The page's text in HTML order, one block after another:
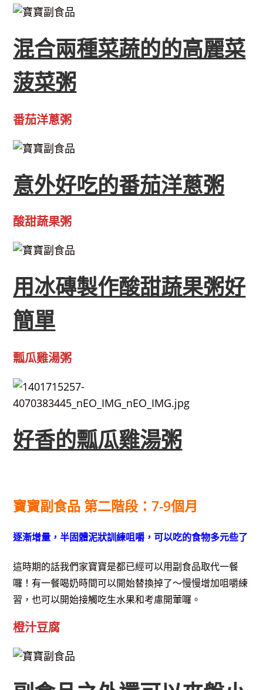
混合兩種菜蔬的的高麗菜
菠菜粥
番茄洋蔥粥
意外好吃的番茄洋蔥粥
酸甜蔬果粥
用冰磚製作酸甜蔬果粥好
簡單
瓢瓜雞湯粥
好香的瓢瓜雞湯粥
寶寶副食品 第二階段：7-9個月
逐漸增量，半固體泥狀訓練咀嚼，可以吃的食物多元些了
這時期的話我們家寶寶是都已經可以用副食品取代一餐
囉！有一餐喝奶時間可以開始替換掉了～慢慢增加咀嚼練
習，也可以開始接觸吃生水果和考慮開葷囉。
橙汁豆腐